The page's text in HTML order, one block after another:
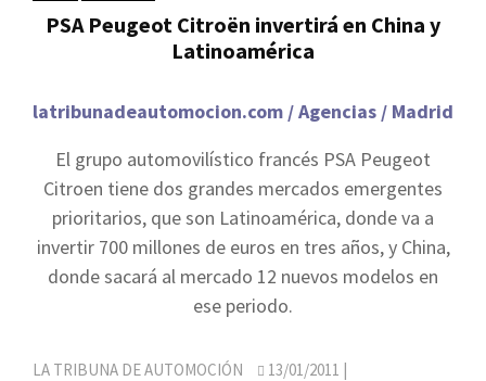
PSA Peugeot Citroën invertirá en China y
Latinoamérica
latribunadeautomocion.com / Agencias / Madrid
El grupo automovilístico francés PSA Peugeot
Citroen tiene dos grandes mercados emergentes
prioritarios, que son Latinoamérica, donde va a
invertir 700 millones de euros en tres años, y China,
donde sacará al mercado 12 nuevos modelos en
ese periodo.
LA TRIBUNA DE AUTOMOCIÓN 13/01/2011 |